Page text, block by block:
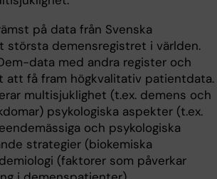
på data från Svenska
största demensregistret i världen.
data med andra register och
att få fram högkvalitativ patientdata.
multisjuklighet (t.ex. demens och
psykologiska aspekter (t.ex.
och psykologiska
strategier (biokemiska
(faktorer som påverkar